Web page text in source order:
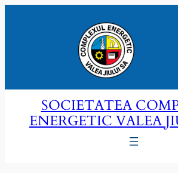
SOCIETATEA
ENERGETIC VALEA